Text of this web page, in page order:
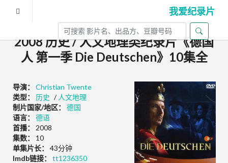
我爱纪录片
2008 历史 / 人文地理类纪录片《德国
人 第一季 Die Deutschen》10集全
导演：
Christian Twente
类型：
历史 / 人文地理
制片国家/地区：
德国
语言：
德语
首播：
2008
集数：
10
单集片长：
43分钟
Imdb链接：
tt1236350